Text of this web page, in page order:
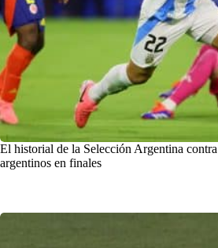
El historial de la Selección Argentina
argentinos en finales